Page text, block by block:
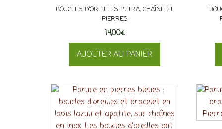
BOUCLES D’OREILLES PETRA, CHAÎNE ET
PIERRES
14,00€
AJOUTER AU PANIER